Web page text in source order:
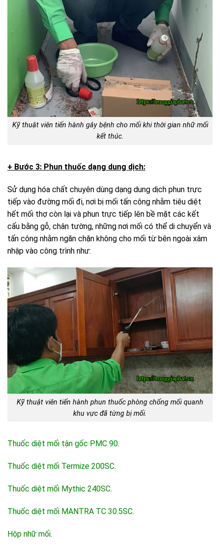
Kỹ thuật viên tiến hành gây bệnh cho mối khi thời gian nhữ mối
kết thúc.
+ Bước 3: Phun thuốc dạng dung dịch:
Sử dụng hóa chất chuyên dùng dạng dung dịch phun trực
tiếp vào đường mối đi, nơi bị mối tấn công nhằm tiêu diệt
hết mối thợ còn lại và phun trực tiếp lên bề mặt các kết
cấu bằng gỗ, chân tường, những nơi mối có thể di chuyển và
tấn công nhằm ngăn chặn không cho mối từ bên ngoài xâm
nhập vào công trình như:
Kỹ thuật viên tiến hành phun thuốc phòng chống mối quanh
khu vực đã từng bị mối.
Thuốc diệt mối tận gốc PMC 90.
Thuốc diệt mối Termize 200SC.
Thuốc diệt mối Mythic 240SC.
Thuốc diệt mối MANTRA TC 30.5SC.
Hộp nhữ mối.